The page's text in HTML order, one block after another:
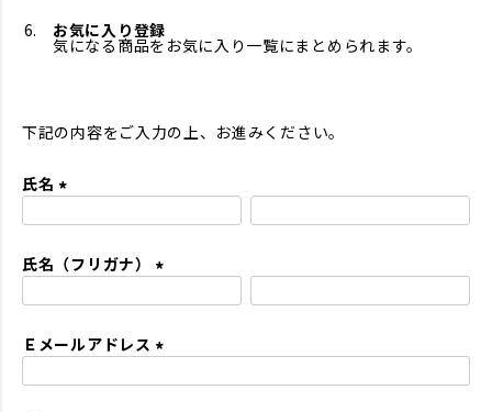
お気に入り登録
気になる商品をお気に入り一覧にまとめられます。
下記の内容をご入力の上、お進みください。
氏名
須
氏名（フリガナ）
須
Ｅメールアドレス